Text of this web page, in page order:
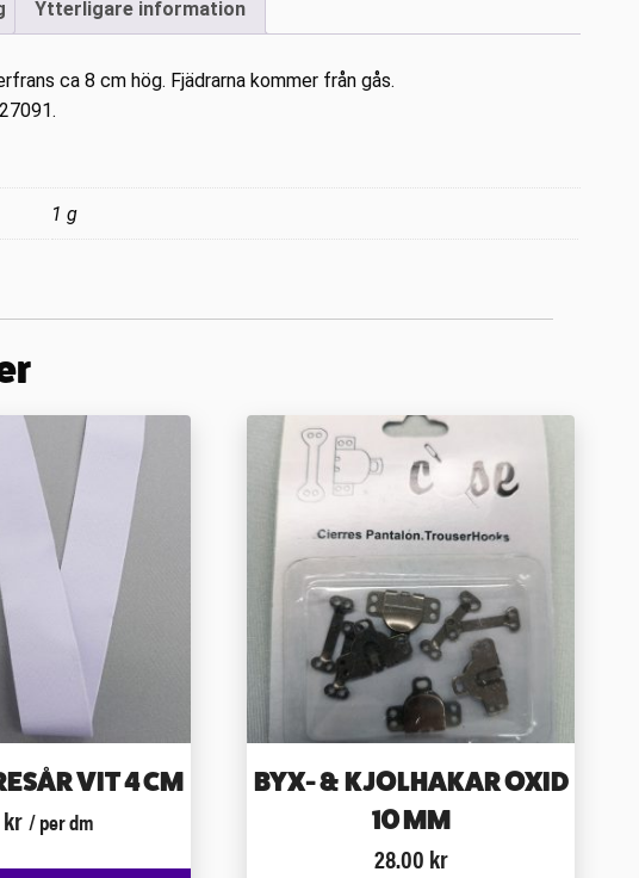
Ytterligare information
ca 8 cm hög. Fjädrarna kommer från gås.
1 g
VIT 4 CM
kr / per dm
BYX- & KJOLHAKAR OXID
10 MM
28.00 kr